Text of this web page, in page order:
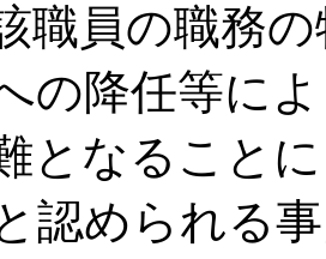
職員の職務
の降任等に
となること
認められる